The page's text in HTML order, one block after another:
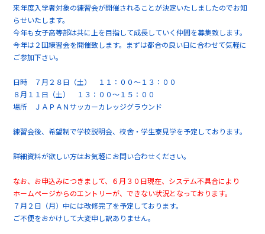
来年度入学者対象の練習会が開催されることが決定いたしましたのでお知
らせいたします。
今年も女子高等部は共に上を目指して成長していく仲間を募集致します。
今年は２回練習会を開催致します。まずは都合の良い日に合わせて気軽に
ご参加下さい。
日時 ７月２８日（土） １１：００～１３：００
８月１１日（土） １３：００～１５：００
場所 ＪＡＰＡＮサッカーカレッジグラウンド
練習会後、希望制で学校説明会、校舎・学生寮見学を予定しております。
詳細資料が欲しい方はお気軽にお問い合わせください。
なお、お申込みにつきまして、６月３０日現在、システム不具合により
ホームページからのエントリーが、できない状況となっております。
７月２日（月）中には改修完了を予定しております。
ご不便をおかけして大変申し訳ありません。